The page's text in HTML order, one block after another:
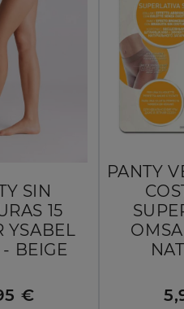
SIN
15
YSABEL
BEIGE
€
PANTY